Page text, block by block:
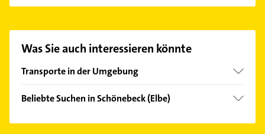
finden Sie alleKontaktdaten.
Was Sie auch interessieren könnte
Transporte in der Umgebung
Bördeland
Sülzetal
Beliebte Suchen in Schönebeck (Elbe)